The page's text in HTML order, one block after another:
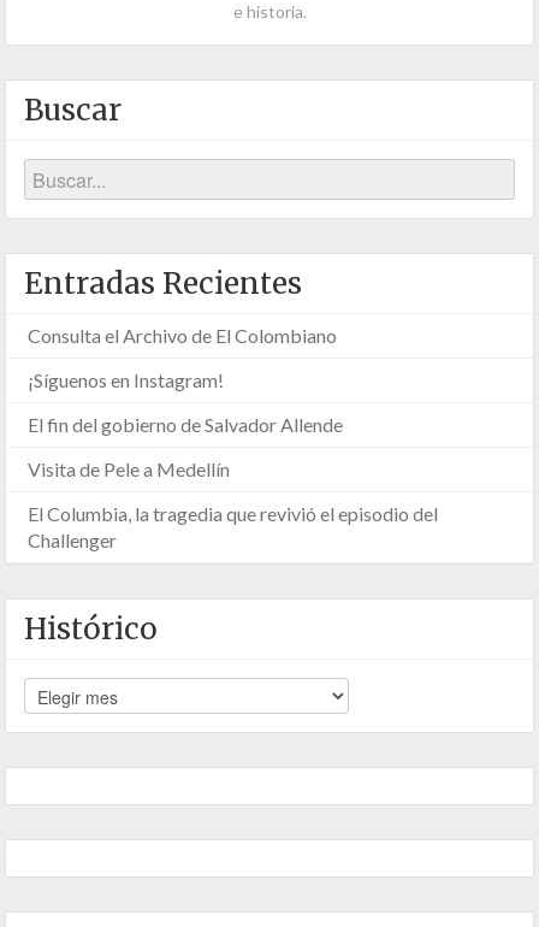
e historia.
Buscar
Entradas Recientes
Consulta el Archivo de El Colombiano
¡Síguenos en Instagram!
El fin del gobierno de Salvador Allende
Visita de Pele a Medellín
El Columbia, la tragedia que revivió el episodio del
Challenger
Histórico